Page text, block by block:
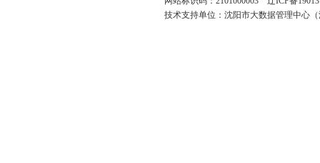
技术支持单位：沈阳市大数据管理中心